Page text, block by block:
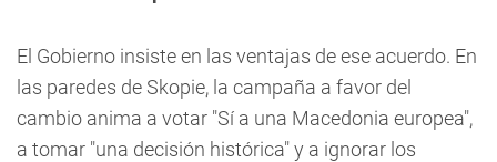
El Gobierno insiste en las ventajas de ese acuerdo. En
las paredes de Skopie, la campaña a favor del
cambio anima a votar "Sí a una Macedonia europea",
a tomar "una decisión histórica" y a ignorar los